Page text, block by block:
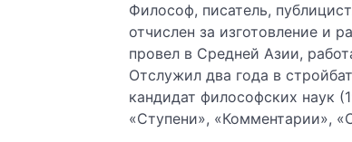
Философ, писатель,
отчислен за изготовление и
провел в Средней Азии,
Отслужил два года в
кандидат философских наук
«Ступени», «Комментарии»,